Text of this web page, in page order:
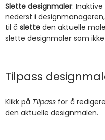
Slette designmaler:
nederst i
til å slette den aktuelle
slette designmaler som
Tilpass
Klikk på Tilpass for å
den aktuelle designmalen.